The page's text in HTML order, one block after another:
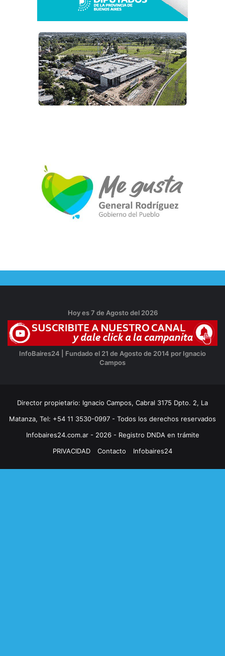
Hoy es 7 de Agosto del 2026
InfoBaires24 | Fundado el 21 de Agosto de 2014 por Ignacio
Campos
Director propietario: Ignacio Campos, Cabral 3175 Dpto. 2, La
Matanza, Tel: +54 11 3530-0997 - Todos los derechos reservados
Infobaires24.com.ar - 2026 - Registro DNDA en trámite
PRIVACIDAD
Contacto Infobaires24